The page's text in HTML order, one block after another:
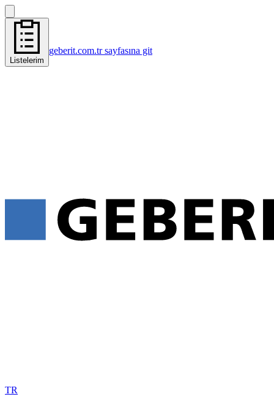
Listelerim
geberit.com.tr sayfasına git
TR